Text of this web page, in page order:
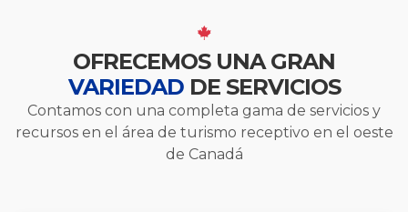
OFRECEMOS UNA GRAN
VARIEDADDE SERVICIOS
Contamos con una completa gama de servicios y
recursos en el área de turismo receptivo en el oeste
de Canadá